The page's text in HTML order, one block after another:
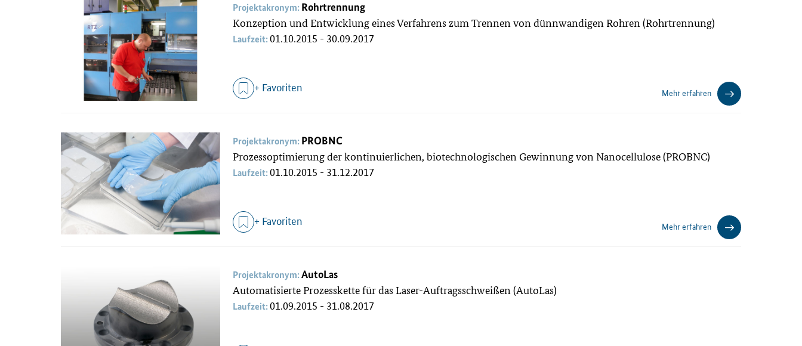
Projektakronym: Rohrtrennung
Konzeption und Entwicklung eines Verfahrens zum Trennen von dünnwandigen Rohren (Rohrtrennung)
Laufzeit:01.10.2015 - 30.09.2017
+ Favoriten Mehr erfahren
Projektakronym: PROBNC
Prozessoptimierung der kontinuierlichen, biotechnologischen Gewinnung von Nanocellulose (PROBNC)
Laufzeit:01.10.2015 - 31.12.2017
+ Favoriten Mehr erfahren
Projektakronym:AutoLas
Automatisierte Prozesskette für das Laser-Auftragsschweißen (AutoLas)
Laufzeit:01.09.2015 - 31.08.2017